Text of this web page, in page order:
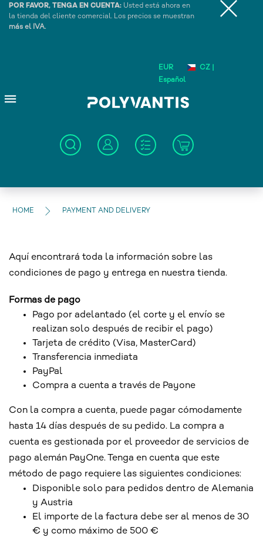
POR FAVOR, TENGA EN CUENTA: Usted está ahora en
la tienda del cliente comercial. Los precios se muestran
más el IVA.
EUR
CZ |
Español
HOME PAYMENT AND DELIVERY
Aquí encontrará toda la información sobre las
condiciones de pago y entrega en nuestra tienda.
Formas de pago
Pago por adelantado (el corte y el envío se
realizan solo después de recibir el pago)
Tarjeta de crédito (Visa, MasterCard)
Transferencia inmediata
PayPal
Compra a cuenta a través de Payone
Con la compra a cuenta, puede pagar cómodamente
hasta 14 días después de su pedido. La compra a
cuenta es gestionada por el proveedor de servicios de
pago alemán PayOne. Tenga en cuenta que este
método de pago requiere las siguientes condiciones:
Disponible solo para pedidos dentro de Alemania
y Austria
El importe de la factura debe ser al menos de 30
€ y como máximo de 500 €